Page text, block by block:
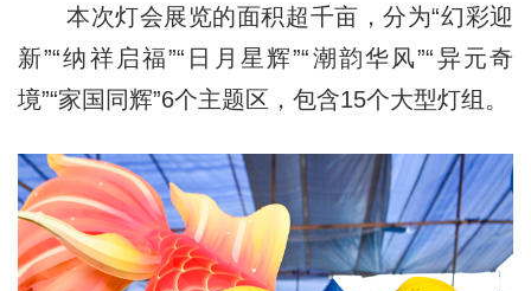
本次灯会展览的面积超千亩，分为“幻彩迎
新”“纳祥启福”“日月星辉”“潮韵华风”“异元奇
境”“家国同辉”6个主题区，包含15个大型灯组。